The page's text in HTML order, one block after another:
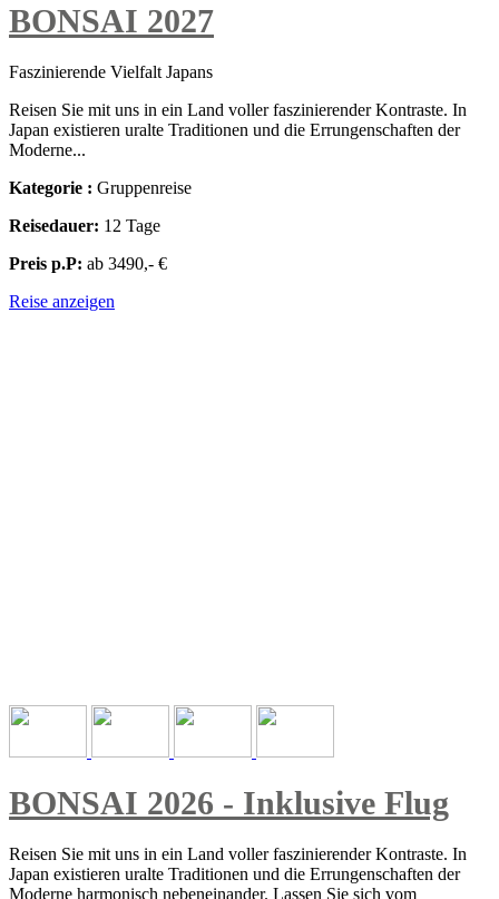
BONSAI 2027
Faszinierende Vielfalt Japans
Reisen Sie mit uns in ein Land voller faszinierender Kontraste. In
Japan existieren uralte Traditionen und die Errungenschaften der
Moderne...
Kategorie : Gruppenreise
Reisedauer: 12 Tage
Preis p.P: ab 3490,- €
Reise anzeigen
BONSAI 2026 - Inklusive Flug
Reisen Sie mit uns in ein Land voller faszinierender Kontraste. In
Japan existieren uralte Traditionen und die Errungenschaften der
Moderne harmonisch nebeneinander. Lassen Sie sich vom